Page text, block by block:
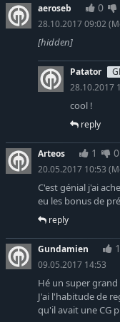
aeroseb 0
28.10.2017 09:02
[hidden]
Patator
28.10.2017
cool !
reply
Arteos 1 0
20.05.2017 10:53
C'est génial j'ai
eu les bonus de
reply
Gundamien 1
09.05.2017 14:53
Hé un super
J'ai l'habitude de
qu'il avait une CG